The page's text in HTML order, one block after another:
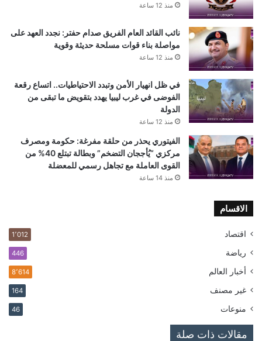
منذ 12 ساعة
نائب القائد العام الفريق صدام حفتر: نجدد العهد على
مواصلة بناء قوات مسلحة حديثة وقوية
منذ 12 ساعة
في ظل انهيار الأمن وتبدد الاحتياطيات.. اتساع رقعة
الفوضى في غرب ليبيا يهدد بتقويض ما تبقى من
الدولة
منذ 12 ساعة
الفيتوري يحذر من حلقة مفرغة: حكومة ومصرف
مركزي “يُأججان التضخم” وبطالة تبتلع 40% من
القوى العاملة مع تجاهل رسمي للمعضلة
منذ 14 ساعة
الاقسام
اقتصاد 1٬012
رياضة 446
أخبار العالم 8٬614
غير مصنف 164
منوعات 46
مقالات ذات صلة